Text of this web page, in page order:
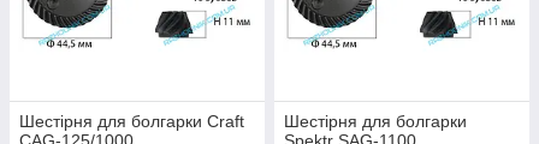
Шестірня для болгарки Craft
Шестірня для болгарки